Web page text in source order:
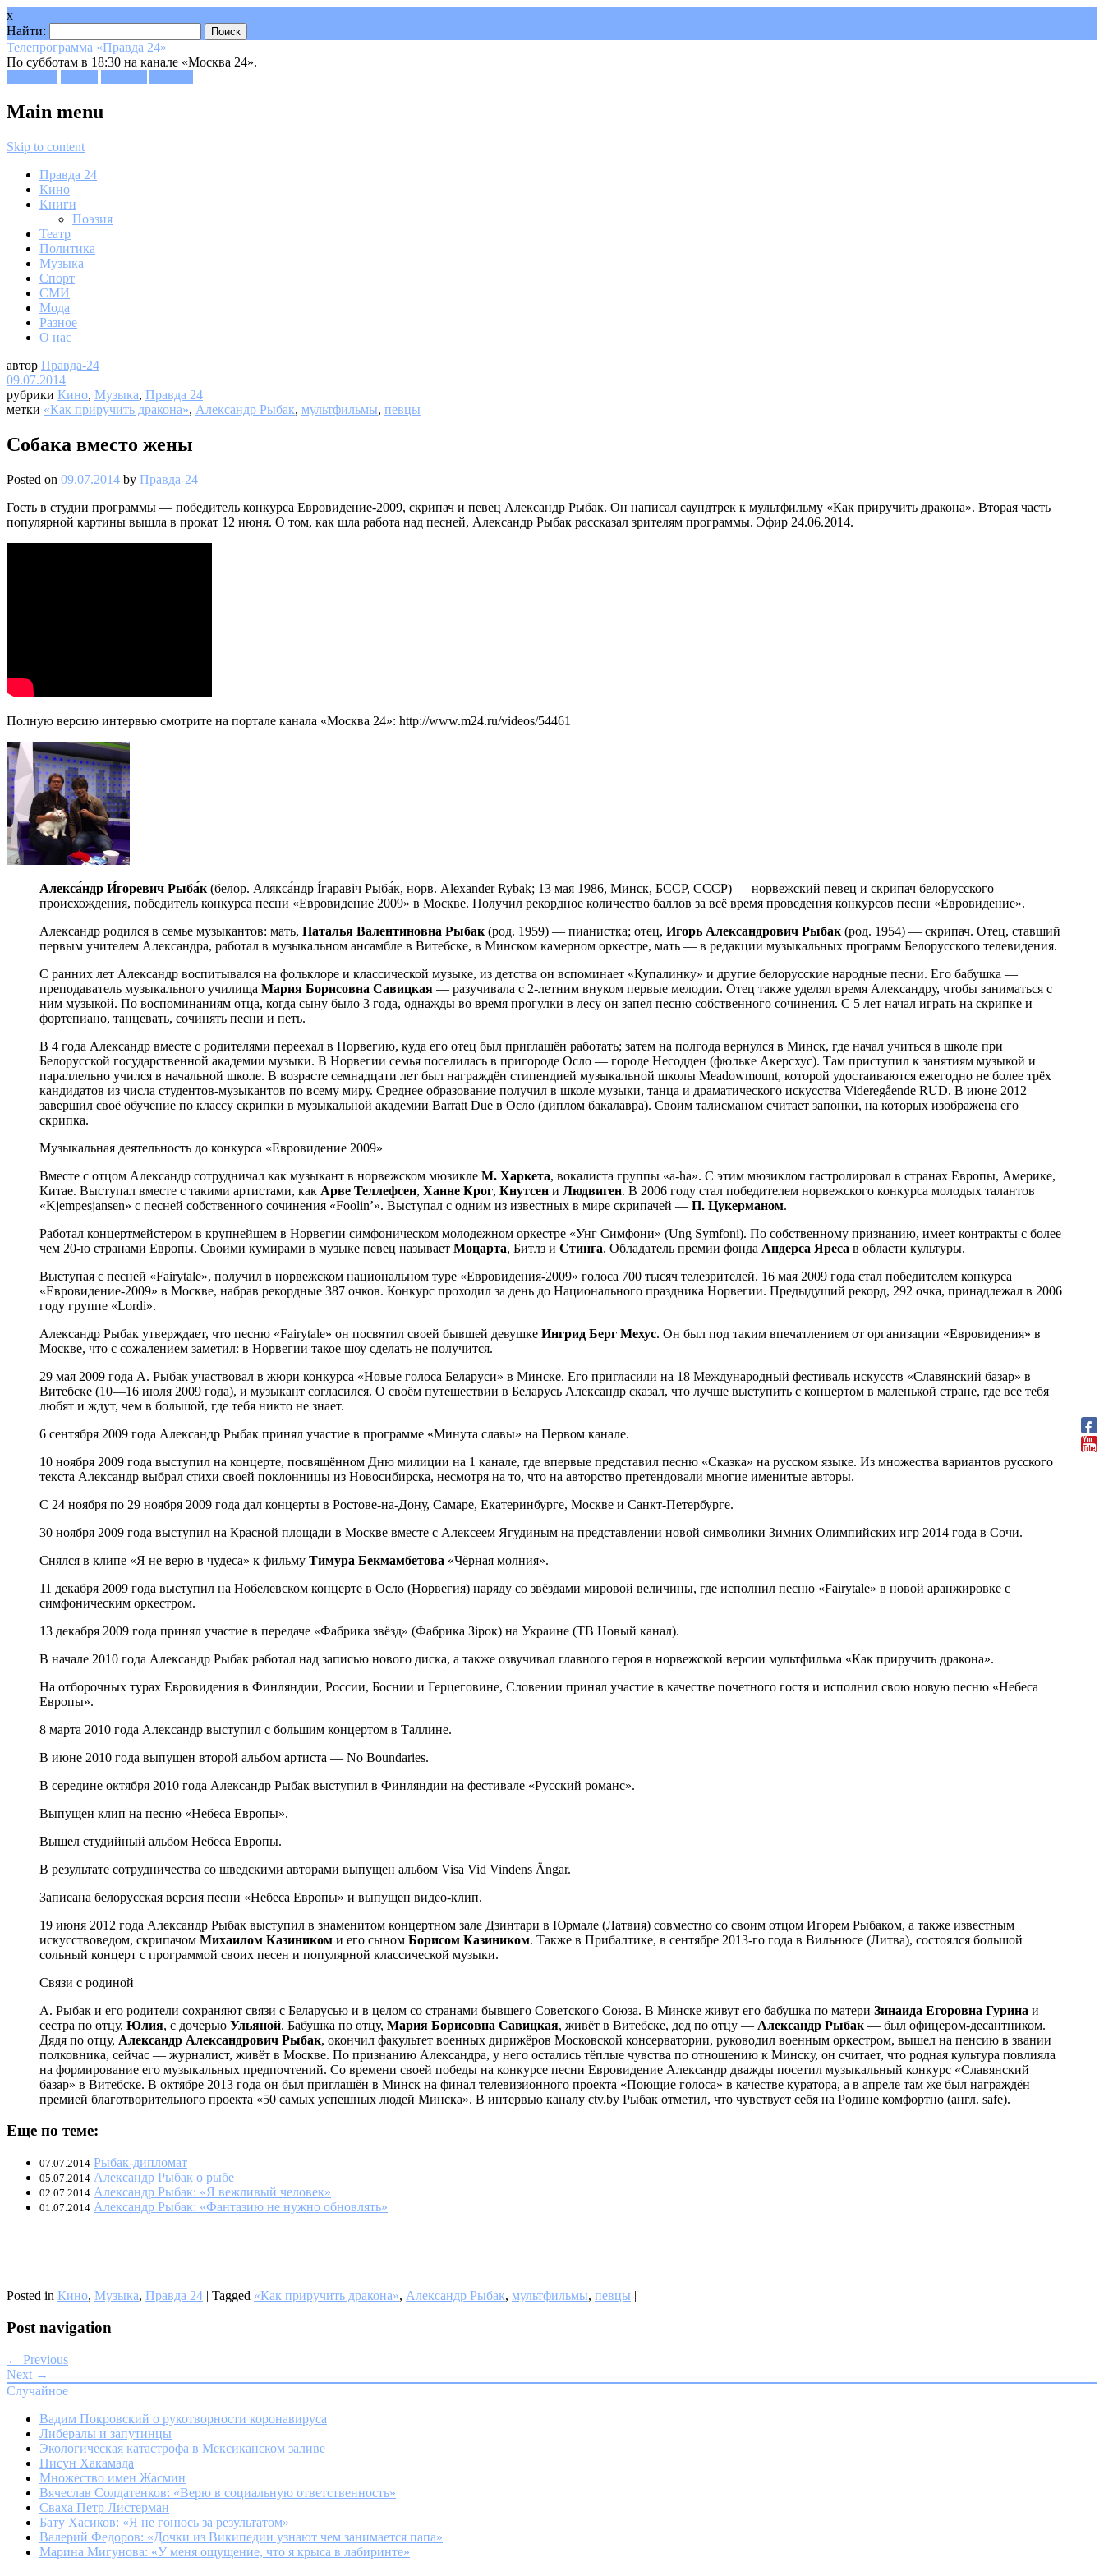
x
Найти:
Телепрограмма «Правда 24»
По субботам в 18:30 на канале «Москва 24».
Main menu
Skip to content
Правда 24
Кино
Книги
Поэзия
Театр
Политика
Музыка
Спорт
СМИ
Мода
Разное
О нас
автор Правда-24
09.07.2014
рубрики Кино, Музыка, Правда 24
метки «Как приручить дракона», Александр Рыбак, мультфильмы, певцы
Собака вместо жены
Posted on 09.07.2014 by Правда-24
Гость в студии программы — победитель конкурса Евровидение-2009, скрипач и певец Александр Рыбак. Он написал саундтрек к мультфильму «Как приручить дракона». Вторая часть
популярной картины вышла в прокат 12 июня. О том, как шла работа над песней, Александр Рыбак рассказал зрителям программы. Эфир 24.06.2014.
Полную версию интервью смотрите на портале канала «Москва 24»: http://www.m24.ru/videos/54461
Алекса́ндр И́горевич Рыба́к (белор. Алякса́ндр І́гаравіч Рыба́к, норв. Alexander Rybak; 13 мая 1986, Минск, БССР, СССР) — норвежский певец и скрипач белорусского
происхождения, победитель конкурса песни «Евровидение 2009» в Москве. Получил рекордное количество баллов за всё время проведения конкурсов песни «Евровидение».
Александр родился в семье музыкантов: мать, Наталья Валентиновна Рыбак (род. 1959) — пианистка; отец, Игорь Александрович Рыбак (род. 1954) — скрипач. Отец, ставший
первым учителем Александра, работал в музыкальном ансамбле в Витебске, в Минском камерном оркестре, мать — в редакции музыкальных программ Белорусского телевидения.
С ранних лет Александр воспитывался на фольклоре и классической музыке, из детства он вспоминает «Купалинку» и другие белорусские народные песни. Его бабушка —
преподаватель музыкального училища Мария Борисовна Савицкая — разучивала с 2-летним внуком первые мелодии. Отец также уделял время Александру, чтобы заниматься с
ним музыкой. По воспоминаниям отца, когда сыну было 3 года, однажды во время прогулки в лесу он запел песню собственного сочинения. С 5 лет начал играть на скрипке и
фортепиано, танцевать, сочинять песни и петь.
В 4 года Александр вместе с родителями переехал в Норвегию, куда его отец был приглашён работать; затем на полгода вернулся в Минск, где начал учиться в школе при
Белорусской государственной академии музыки. В Норвегии семья поселилась в пригороде Осло — городе Несодден (фюльке Акерсхус). Там приступил к занятиям музыкой и
параллельно учился в начальной школе. В возрасте семнадцати лет был награждён стипендией музыкальной школы Meadowmount, которой удостаиваются ежегодно не более трёх
кандидатов из числа студентов-музыкантов по всему миру. Среднее образование получил в школе музыки, танца и драматического искусства Videregående RUD. В июне 2012
завершил своё обучение по классу скрипки в музыкальной академии Barratt Due в Осло (диплом бакалавра). Своим талисманом считает запонки, на которых изображена его
скрипка.
Музыкальная деятельность до конкурса «Евровидение 2009»
Вместе с отцом Александр сотрудничал как музыкант в норвежском мюзикле М. Харкета, вокалиста группы «a-ha». С этим мюзиклом гастролировал в странах Европы, Америке,
Китае. Выступал вместе с такими артистами, как Арве Теллефсен, Ханне Крог, Кнутсен и Людвиген. В 2006 году стал победителем норвежского конкурса молодых талантов
«Kjempesjansen» с песней собственного сочинения «Foolin’». Выступал с одним из известных в мире скрипачей — П. Цукерманом.
Работал концертмейстером в крупнейшем в Норвегии симфоническом молодежном оркестре «Унг Симфони» (Ung Symfoni). По собственному признанию, имеет контракты с более
чем 20-ю странами Европы. Своими кумирами в музыке певец называет Моцарта, Битлз и Стинга. Обладатель премии фонда Андерса Яреса в области культуры.
Выступая с песней «Fairytale», получил в норвежском национальном туре «Евровидения-2009» голоса 700 тысяч телезрителей. 16 мая 2009 года стал победителем конкурса
«Евровидение-2009» в Москве, набрав рекордные 387 очков. Конкурс проходил за день до Национального праздника Норвегии. Предыдущий рекорд, 292 очка, принадлежал в 2006
году группе «Lordi».
Александр Рыбак утверждает, что песню «Fairytale» он посвятил своей бывшей девушке Ингрид Берг Мехус. Он был под таким впечатлением от организации «Евровидения» в
Москве, что с сожалением заметил: в Норвегии такое шоу сделать не получится.
29 мая 2009 года А. Рыбак участвовал в жюри конкурса «Новые голоса Беларуси» в Минске. Его пригласили на 18 Международный фестиваль искусств «Славянский базар» в
Витебске (10—16 июля 2009 года), и музыкант согласился. О своём путешествии в Беларусь Александр сказал, что лучше выступить с концертом в маленькой стране, где все тебя
любят и ждут, чем в большой, где тебя никто не знает.
6 сентября 2009 года Александр Рыбак принял участие в программе «Минута славы» на Первом канале.
10 ноября 2009 года выступил на концерте, посвящённом Дню милиции на 1 канале, где впервые представил песню «Сказка» на русском языке. Из множества вариантов русского
текста Александр выбрал стихи своей поклонницы из Новосибирска, несмотря на то, что на авторство претендовали многие именитые авторы.
С 24 ноября по 29 ноября 2009 года дал концерты в Ростове-на-Дону, Самаре, Екатеринбурге, Москве и Санкт-Петербурге.
30 ноября 2009 года выступил на Красной площади в Москве вместе с Алексеем Ягудиным на представлении новой символики Зимних Олимпийских игр 2014 года в Сочи.
Снялся в клипе «Я не верю в чудеса» к фильму Тимура Бекмамбетова «Чёрная молния».
11 декабря 2009 года выступил на Нобелевском концерте в Осло (Норвегия) наряду со звёздами мировой величины, где исполнил песню «Fairytale» в новой аранжировке с
симфоническим оркестром.
13 декабря 2009 года принял участие в передаче «Фабрика звёзд» (Фабрика Зiрок) на Украине (ТВ Новый канал).
В начале 2010 года Александр Рыбак работал над записью нового диска, а также озвучивал главного героя в норвежской версии мультфильма «Как приручить дракона».
На отборочных турах Евровидения в Финляндии, России, Боснии и Герцеговине, Словении принял участие в качестве почетного гостя и исполнил свою новую песню «Небеса
Европы».
8 марта 2010 года Александр выступил с большим концертом в Таллине.
В июне 2010 года выпущен второй альбом артиста — No Boundaries.
В середине октября 2010 года Александр Рыбак выступил в Финляндии на фестивале «Русский романс».
Выпущен клип на песню «Небеса Европы».
Вышел студийный альбом Небеса Европы.
В результате сотрудничества со шведскими авторами выпущен альбом Visa Vid Vindens Ängar.
Записана белорусская версия песни «Небеса Европы» и выпущен видео-клип.
19 июня 2012 года Александр Рыбак выступил в знаменитом концертном зале Дзинтари в Юрмале (Латвия) совместно со своим отцом Игорем Рыбаком, а также известным
искусствоведом, скрипачом Михаилом Казиником и его сыном Борисом Казиником. Также в Прибалтике, в сентябре 2013-го года в Вильнюсе (Литва), состоялся большой
сольный концерт с программой своих песен и популярной классической музыки.
Связи с родиной
А. Рыбак и его родители сохраняют связи с Беларусью и в целом со странами бывшего Советского Союза. В Минске живут его бабушка по матери Зинаида Егоровна Гурина и
сестра по отцу, Юлия, с дочерью Ульяной. Бабушка по отцу, Мария Борисовна Савицкая, живёт в Витебске, дед по отцу — Александр Рыбак — был офицером-десантником.
Дядя по отцу, Александр Александрович Рыбак, окончил факультет военных дирижёров Московской консерватории, руководил военным оркестром, вышел на пенсию в звании
полковника, сейчас — журналист, живёт в Москве. По признанию Александра, у него остались тёплые чувства по отношению к Минску, он считает, что родная культура повлияла
на формирование его музыкальных предпочтений. Со времени своей победы на конкурсе песни Евровидение Александр дважды посетил музыкальный конкурс «Славянский
базар» в Витебске. В октябре 2013 года он был приглашён в Минск на финал телевизионного проекта «Поющие голоса» в качестве куратора, а в апреле там же был награждён
премией благотворительного проекта «50 самых успешных людей Минска». В интервью каналу ctv.by Рыбак отметил, что чувствует себя на Родине комфортно (англ. safe).
Еще по теме:
07.07.2014 Рыбак-дипломат
05.07.2014 Александр Рыбак о рыбе
02.07.2014 Александр Рыбак: «Я вежливый человек»
01.07.2014 Александр Рыбак: «Фантазию не нужно обновлять»
Posted in Кино, Музыка, Правда 24 | Tagged «Как приручить дракона», Александр Рыбак, мультфильмы, певцы |
Post navigation
← Previous
Next →
Случайное
Вадим Покровский о рукотворности коронавируса
Либералы и запутинцы
Экологическая катастрофа в Мексиканском заливе
Писун Хакамада
Множество имен Жасмин
Вячеслав Солдатенков: «Верю в социальную ответственность»
Сваха Петр Листерман
Бату Хасиков: «Я не гонюсь за результатом»
Валерий Федоров: «Дочки из Википедии узнают чем занимается папа»
Марина Мигунова: «У меня ощущение, что я крыса в лабиринте»